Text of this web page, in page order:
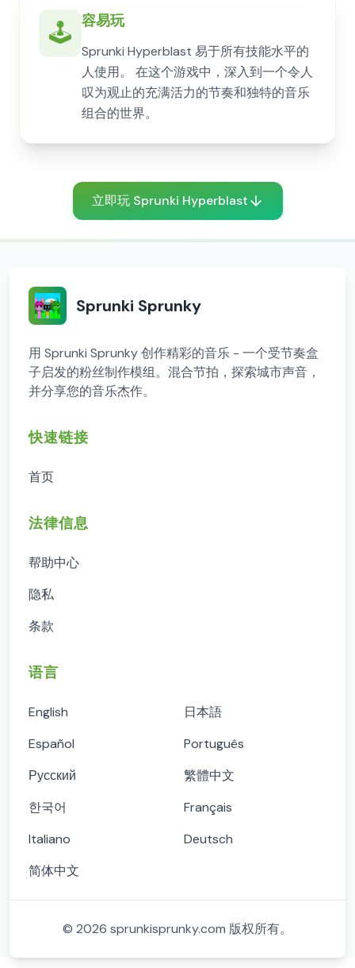
🕹️ 容易玩
Sprunki Hyperblast 易于所有技能水平的
人使用。 在这个游戏中，深入到一个令人
叹为观止的充满活力的节奏和独特的音乐
组合的世界。
立即玩 Sprunki Hyperblast
Sprunki Sprunky
用 Sprunki Sprunky 创作精彩的音乐 - 一个受节奏盒
子启发的粉丝制作模组。混合节拍，探索城市声音，
并分享您的音乐杰作。
快速链接
首页
法律信息
帮助中心
隐私
条款
语言
English
日本語
Español
Português
Русский
繁體中文
한국어
Français
Italiano
Deutsch
简体中文
© 2026 sprunkisprunky.com 版权所有。